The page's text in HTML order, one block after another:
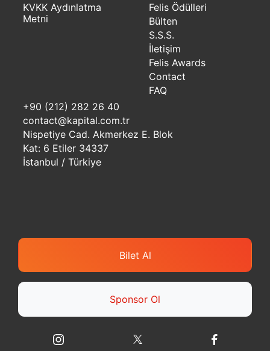
KVKK Aydınlatma
Metni
Felis Ödülleri
Bülten
S.S.S.
İletişim
Felis Awards
Contact
FAQ
+90 (212) 282 26 40
contact@kapital.com.tr
Nispetiye Cad. Akmerkez E. Blok
Kat: 6 Etiler 34337
İstanbul / Türkiye
Bilet Al
Sponsor Ol